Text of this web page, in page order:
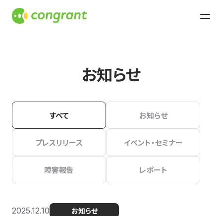
お知らせ
すべて お知らせ
プレスリリース イベント・セミナー
障害報告 レポート
2025.12.10 お知らせ